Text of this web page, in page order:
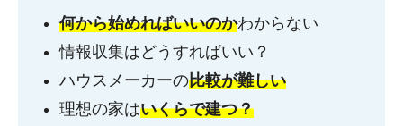
何から始めればいいのかわからない
情報収集はどうすればいい？
ハウスメーカーの比較が難しい
理想の家はいくらで建つ？